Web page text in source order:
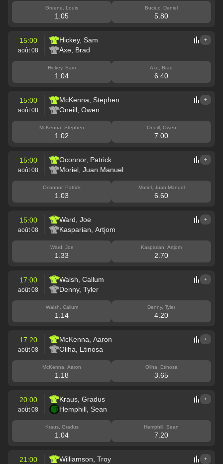
Greene, Louis
1.05
Buciuc, Daniel
5.80
15:00
août 08
Hickey, Sam
Axe, Brad
+
Hickey, Sam
1.04
Axe, Brad
6.40
15:00
août 08
McKenna, Stephen
Oneill, Owen
+
McKenna, Stephen
1.02
Oneill, Owen
7.00
15:00
août 08
Oconnor, Patrick
Moriel, Juan Manuel
+
Oconnor, Patrick
1.03
Moriel, Juan Manuel
6.60
15:00
août 08
Ward, Joe
Kasparian, Artjom
+
Ward, Joe
1.33
Kasparian, Artjom
2.70
17:00
août 08
Walsh, Callum
Denny, Tyler
+
Walsh, Callum
1.14
Denny, Tyler
4.20
17:20
août 08
McKenna, Aaron
Oliha, Etinosa
+
McKenna, Aaron
1.18
Oliha, Etinosa
3.65
20:00
août 08
Kraus, Gradus
Hemphill, Sean
+
Kraus, Gradus
1.04
Hemphill, Sean
7.20
21:00
Williamson, Troy
+